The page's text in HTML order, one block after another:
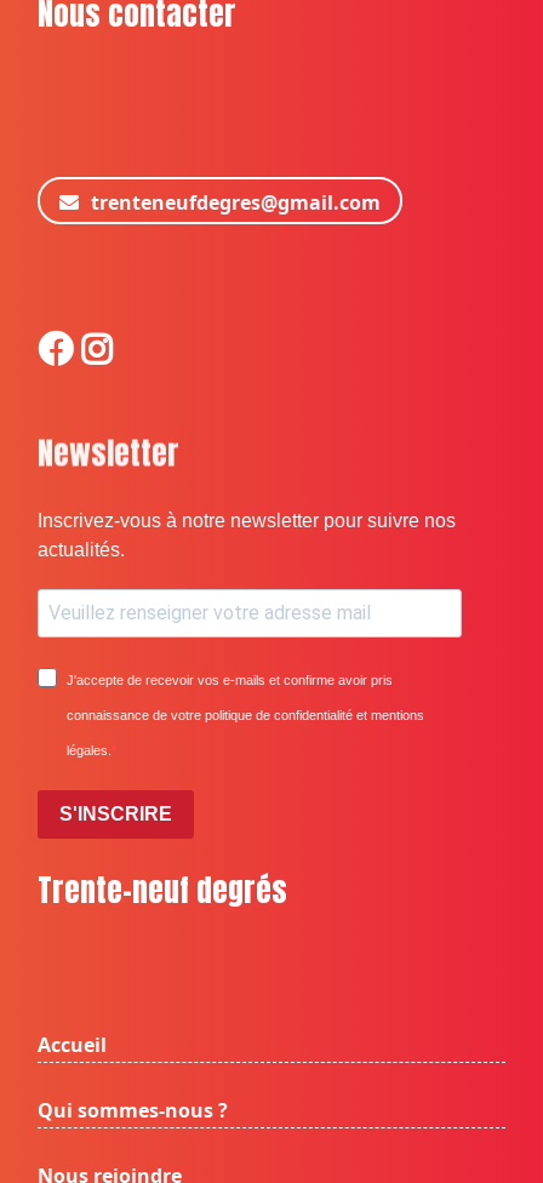
Nous contacter
trenteneufdegres@gmail.com
Newsletter
Inscrivez-vous à notre newsletter pour suivre nos
actualités.
J'accepte de recevoir vos e-mails et confirme avoir pris
connaissance de votre politique de confidentialité et mentions
légales.
S'INSCRIRE
Trente-neuf degrés
Accueil
Qui sommes-nous ?
Nous rejoindre